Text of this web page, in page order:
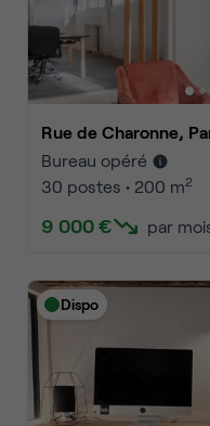
Rue de Charonne,
Bureau opéré
30 postes • 200 m2
9 000 € par
Dispo